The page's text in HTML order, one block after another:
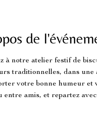
de
à notre atelier festif de
traditionnelles, dans
votre bonne humeur et
entre amis, et repartez